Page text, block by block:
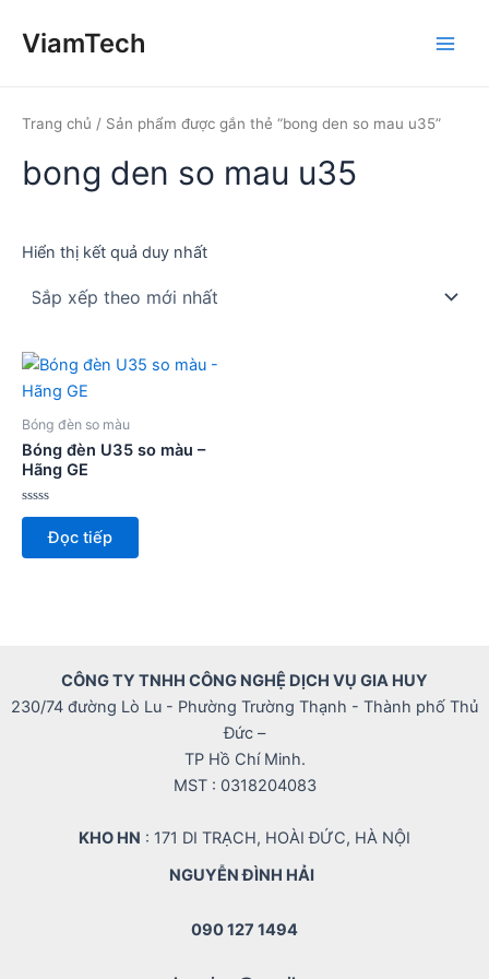
ViamTech
Trang chủ / Sản phẩm được gắn thẻ “bong den so mau u35”
bong den so mau u35
Hiển thị kết quả duy nhất
Bóng đèn so màu
Bóng đèn U35 so màu –
Hãng GE
Được
hạng
0
Đọc tiếp
CÔNG TY TNHH CÔNG NGHỆ DỊCH VỤ GIA HUY
230/74 đường Lò Lu - Phường Trường Thạnh - Thành phố Thủ
Đức –
TP Hồ Chí Minh.
MST : 0318204083
KHO HN : 171 DI TRẠCH, HOÀI ĐỨC, HÀ NỘI
NGUYỄN ĐÌNH HẢI
090 127 1494